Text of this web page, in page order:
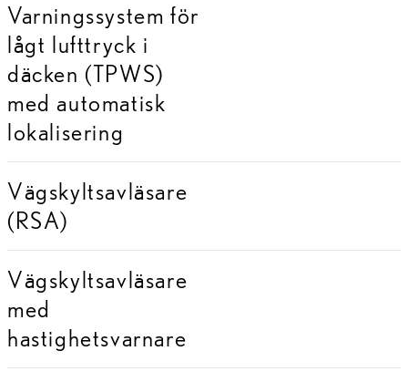
Varningssystem för
lågt lufttryck i
däcken (TPWS)
med automatisk
lokalisering
Vägskyltsavläsare
(RSA)
Vägskyltsavläsare
med
hastighetsvarnare